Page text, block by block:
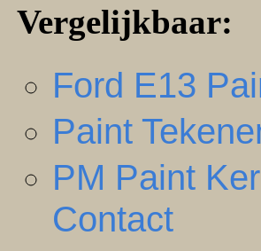
Vergelijkbaar:
Ford E13
Paint
PM Paint
Contact